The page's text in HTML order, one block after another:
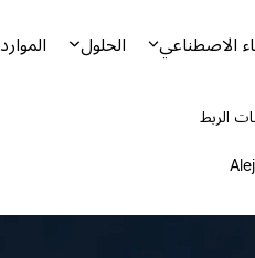
الاصطناعي الحلول الموارد
الربط